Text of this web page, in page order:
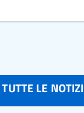
TUTTE LE